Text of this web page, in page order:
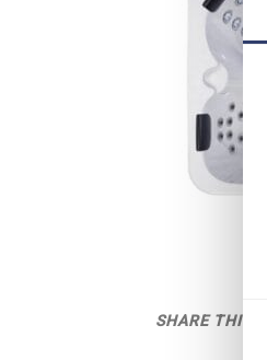
Ε
SHARE THIS